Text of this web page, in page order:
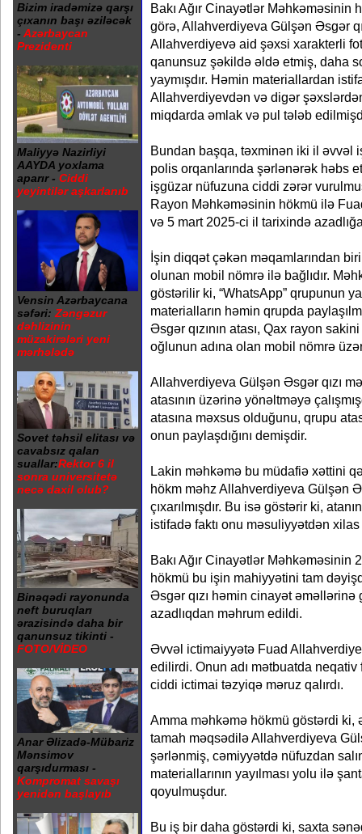
Bizim iradəmizə qarşı
çıxanın başı əziləcək
- Azərbaycan
Prezidenti
Maliyyə Nazirliyi
AAYDA yoxlama
aparır - Ciddi
yeyintilər aşkarlanıb
Vensin Azərbaycana
səfəri: Zəngəzur
dəhlizinin
müzakirələri yeni
mərhələdə
Sovet təhsil elitası və
cavabsız qalan
suallar:Rektor 6 il
sonra universitetə
necə daxil olub?
Binəqədi rayonunda
neft buruqları
ərazisində daha bir
qanunsuz tikinti -
FOTO/VİDEO
Anar Əlizadə-Mübariz
Mənsimov
qarşıdurması -
Kompromat savaşı
yenidən başlayıb
Bakı Ağır Cinayətlər Məhkəməsinin
görə, Allahverdiyeva Gülşən Əsgər
Allahverdiyevə aid şəxsi xarakterli
qanunsuz şəkildə əldə etmiş, daha
yaymışdır. Həmin materiallardan
Allahverdiyevdən və digər
miqdarda əmlak və pul tələb
Bundan başqa, təxminən iki il əvvəl
polis orqanlarında şərlənərək həbs
işgüzar nüfuzuna ciddi zərər
Rayon Məhkəməsinin hökmü ilə
və 5 mart 2025-ci il tarixində azadlığa
İşin diqqət çəkən məqamlarından
olunan mobil nömrə ilə bağlıdır.
göstərilir ki, “WhatsApp” qrupunun
materialların həmin qrupda
Əsgər qızının atası, Qax rayon
oğlunun adına olan mobil nömrə
Allahverdiyeva Gülşən Əsgər qızı
atasının üzərinə yönəltməyə
atasına məxsus olduğunu, qrupu
onun paylaşdığını demişdir.
Lakin məhkəmə bu müdafiə xəttini
hökm məhz Allahverdiyeva Gülşən
çıxarılmışdır. Bu isə göstərir ki,
istifadə faktı onu məsuliyyətdən
Bakı Ağır Cinayətlər Məhkəməsinin
hökmü bu işin mahiyyətini tam
Əsgər qızı həmin cinayət
azadlıqdan məhrum edildi.
Əvvəl ictimaiyyətə Fuad
edilirdi. Onun adı mətbuatda neqativ
ciddi ictimai təzyiqə məruz qalırdı.
Amma məhkəmə hökmü göstərdi
tamah məqsədilə Allahverdiyeva
şərlənmiş, cəmiyyətdə nüfuzdan
materiallarının yayılması yolu ilə
qoyulmuşdur.
Bu iş bir daha göstərdi ki, saxta